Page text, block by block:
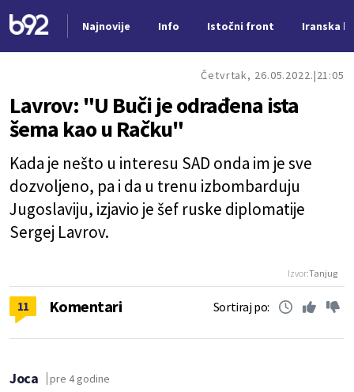
Najnovije Info Istočni front Iranska
Četvrtak, 26.05.2022. 21:05
Lavrov: "U Buči je odrađena ista
šema kao u Račku"
Kada je nešto u interesu SAD onda im je sve
dozvoljeno, pa i da u trenu izbombarduju
Jugoslaviju, izjavio je šef ruske diplomatije
Sergej Lavrov.
Izvor:Tanjug
11 Komentari Sortiraj po:
Joca pre 4 godine